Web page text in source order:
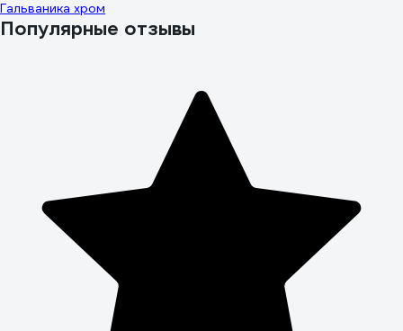
Гальваника хром
Популярные отзывы